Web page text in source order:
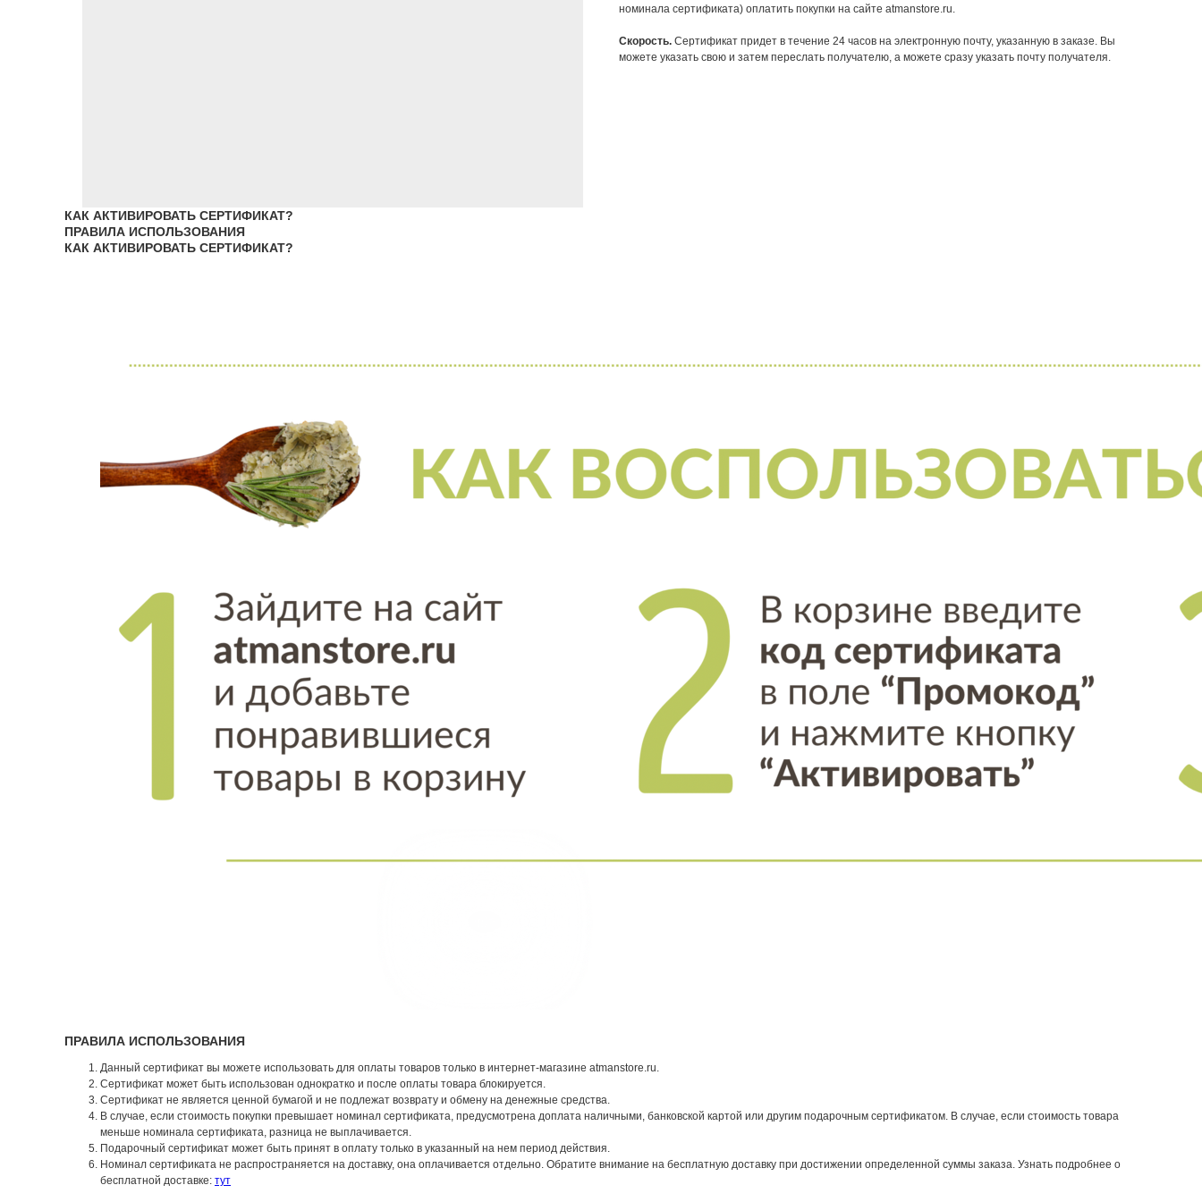
номинала сертификата) оплатить покупки на сайте atmanstore.ru.
Скорость. Сертификат придет в течение 24 часов на электронную почту, указанную в заказе.⁠ Вы
можете указать свою и затем переслать получателю, а можете сразу указать почту получателя.
КАК АКТИВИРОВАТЬ СЕРТИФИКАТ?
ПРАВИЛА ИСПОЛЬЗОВАНИЯ
КАК АКТИВИРОВАТЬ СЕРТИФИКАТ?
ПРАВИЛА ИСПОЛЬЗОВАНИЯ
Данный сертификат вы можете использовать для оплаты товаров только в интернет-магазине atmanstore.ru.
Сертификат может быть использован однократко и после оплаты товара блокируется.
Сертификат не является ценной бумагой и не подлежат возврату и обмену на денежные средства.
В случае, если стоимость покупки превышает номинал сертификата, предусмотрена доплата наличными, банковской картой или другим подарочным сертификатом. В случае, если стоимость товара
меньше номинала сертификата, разница не выплачивается.
Подарочный сертификат может быть принят в оплату только в указанный на нем период действия.
Номинал сертификата не распространяется на доставку, она оплачивается отдельно. Обратите внимание на бесплатную доставку при достижении определенной суммы заказа. Узнать подробнее о
бесплатной доставке: тут